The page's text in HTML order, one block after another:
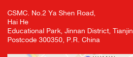
CSMC. No.2 Ya Shen Road,
Hai He
Educational Park, Jinnan District, Tianjin
Postcode 300350, P.R. China